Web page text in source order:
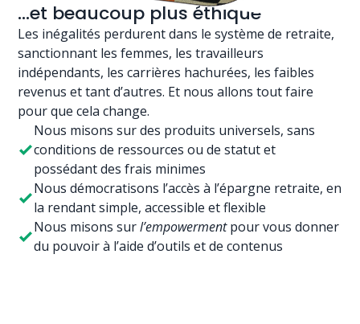
...et beaucoup plus éthique
Les inégalités perdurent dans le système de retraite,
sanctionnant les femmes, les travailleurs
indépendants, les carrières hachurées, les faibles
revenus et tant d’autres. Et nous allons tout faire
pour que cela change.
Nous misons sur des produits universels, sans
conditions de ressources ou de statut et
possédant des frais minimes
Nous démocratisons l’accès à l’épargne retraite, en
la rendant simple, accessible et flexible
Nous misons surl’empowermentpour vous donner
du pouvoir à l’aide d’outils et de contenus